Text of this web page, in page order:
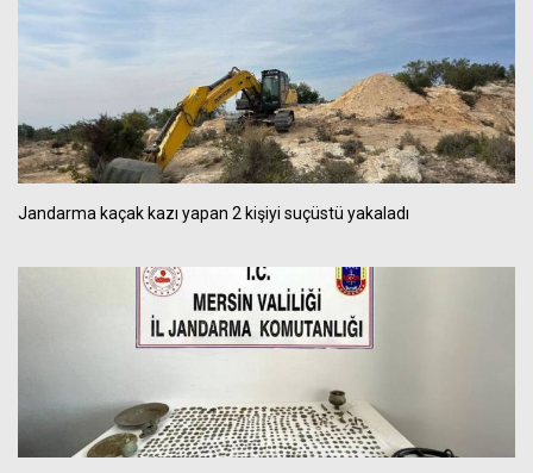
Jandarma kaçak kazı yapan 2 kişiyi suçüstü yakaladı